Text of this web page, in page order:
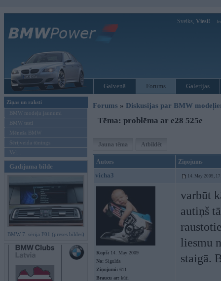
Sveiks, Viesi!
Galvenā Forums Galerijas
Ziņas un raksti
BMW modeļu jaunumi
BMW testi
Mēneša BMW
Sērijveida tūnings
Vel...
Gadījuma bilde
BMW 7. sērija F01 (preses bildes)
Forums » Diskusijas par BMW
Tēma: problēma ar e28 525e
Jauna tēma Atbildēt
Autors Ziņojums
vicha3 14. May 2009,
Kopš: 14. May 2009
No: Sigulda
Ziņojumi: 611
Braucu ar: kūti
varbūt
autiņš
liesmu
staigā.